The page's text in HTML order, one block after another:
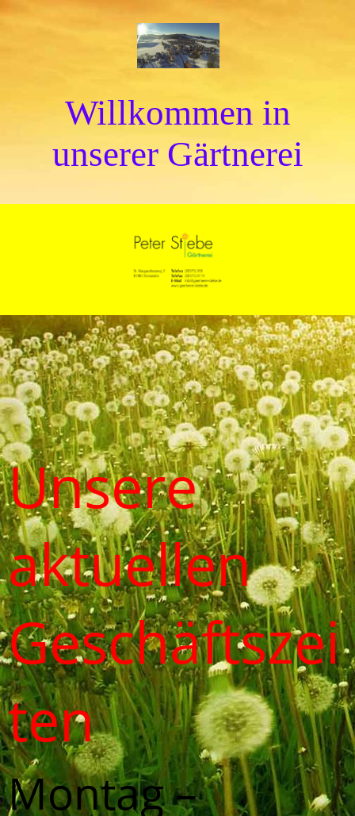
Willkommen in
unserer Gärtnerei
Unsere
aktuellen
Geschäftszei
ten
Montag –